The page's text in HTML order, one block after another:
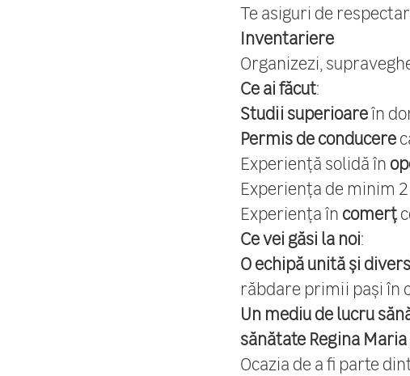
Te asiguri de
Inventariere
Organizezi,
Ce ai făcut:
Studii superioareîn
Permis de conducere
Experiență solidă în
Experiența de minim
Experiența în comerț
Ce vei găsi la noi:
O echipă unită și
răbdare primii pași în
Un mediu de lucru
sănătate Regina Maria
Ocazia de a fi parte